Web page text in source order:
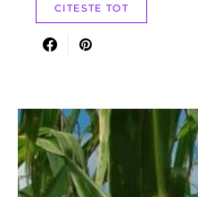
CITESTE TOT